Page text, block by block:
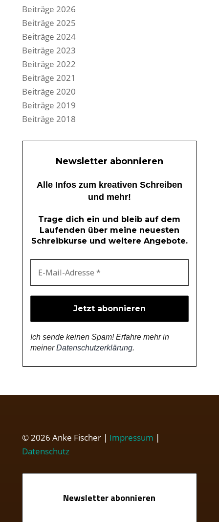
Beiträge 2026
Beiträge 2025
Beiträge 2024
Beiträge 2023
Beiträge 2022
Beiträge 2021
Beiträge 2020
Beiträge 2019
Beiträge 2018
Newsletter abonnieren
Alle Infos zum kreativen Schreiben
und mehr!
Trage dich ein und bleib auf dem
Laufenden über meine neuesten
Schreibkurse und weitere Angebote.
Ich sende keinen Spam! Erfahre mehr in
meinerDatenschutzerklärung.
© 2026 Anke Fischer | Impressum |
Datenschutz
Newsletter abonnieren